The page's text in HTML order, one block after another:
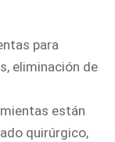
para
eliminación de
están
quirúrgico,